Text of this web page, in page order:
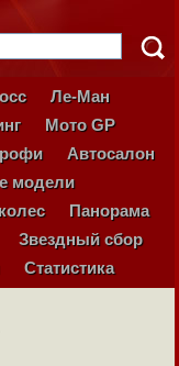
Ле-Ман
Мото GP
Автосалон
модели
Панорама
Звездный сбор
Статистика